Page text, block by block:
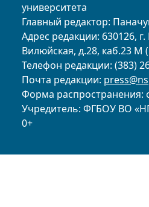
университета
Главный редактор:
Адрес редакции: 630126,
Вилюйская, д.28, каб.23 М
Телефон редакции: (383)
Почта редакции:
Форма распространения:
Учредитель: ФГБОУ ВО
0+